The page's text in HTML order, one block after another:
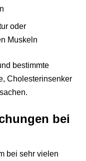
oder
Muskeln
bestimmte
Cholesterinsenker
bei
bei sehr vielen